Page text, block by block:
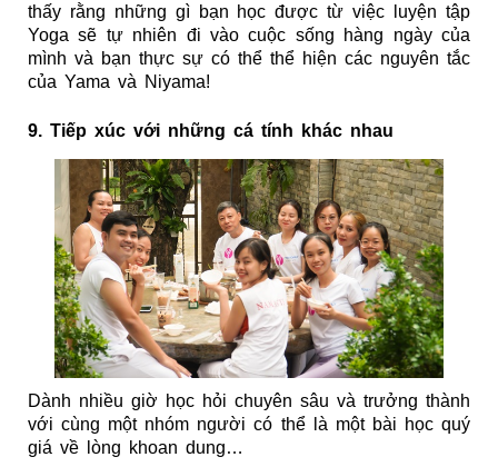
thấy rằng những gì bạn học được từ việc luyện tập
Yoga sẽ tự nhiên đi vào cuộc sống hàng ngày của
mình và bạn thực sự có thể thể hiện các nguyên tắc
của Yama và Niyama!
9. Tiếp xúc với những cá tính khác nhau
Dành nhiều giờ học hỏi chuyên sâu và trưởng thành
với cùng một nhóm người có thể là một bài học quý
giá về lòng khoan dung…